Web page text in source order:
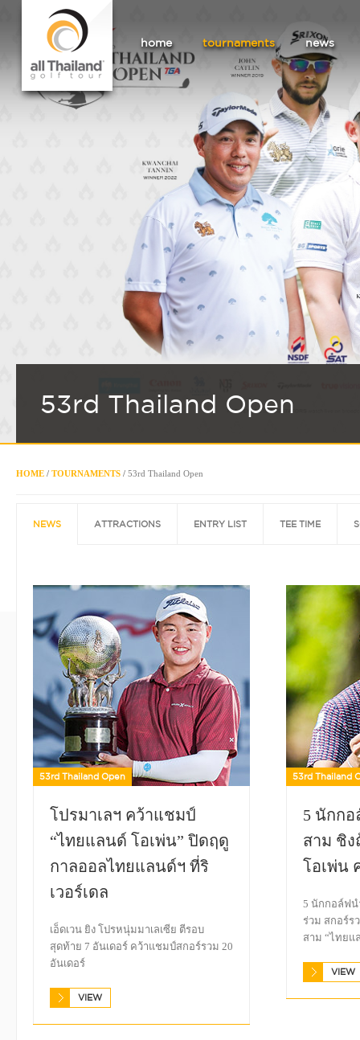
home tournaments news
53rd Thailand Open
HOME / TOURNAMENTS / 53rd Thailand Open
NEWS ATTRACTIONS ENTRY LIST TEE TIME
53rd Thailand Open
โปรมาเลฯ คว้าแชมป์
“ไทยแลนด์ โอเพ่น” ปิดฤดู
กาลออลไทยแลนด์ฯ ที่ริ
เวอร์เดล
เอ็ดเวน ยิง โปรหนุ่มมาเลเซีย ตีรอบ
สุดท้าย 7 อันเดอร์ คว้าแชมป์สกอร์รวม 20
อันเดอร์
VIEW
53rd Thailand
5 นักก
สาม ชิ
โอเพ่น
5 นักกอล์ฟน
ร่วม สกอร์ร
สาม “ไทยแ
VIEW